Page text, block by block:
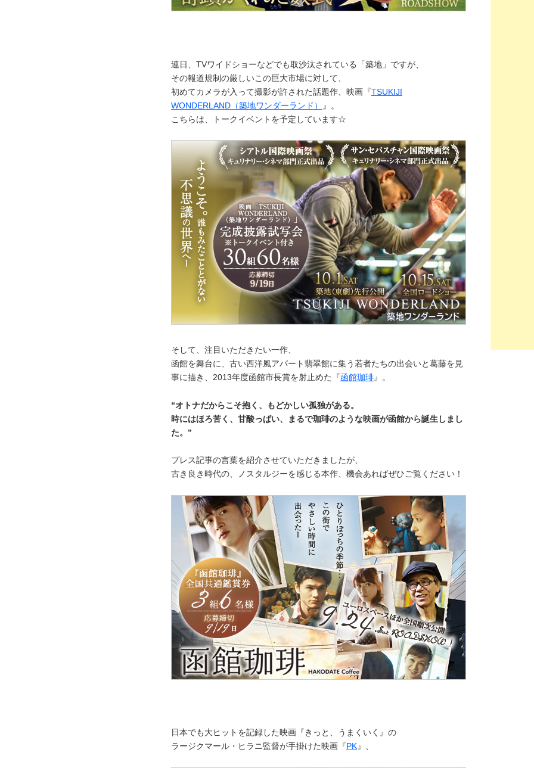
連日、TVワイドショーなどでも取沙汰されている「築地」ですが、
その報道規制の厳しいこの巨大市場に対して、
初めてカメラが入って撮影が許された話題作、映画『TSUKIJI
WONDERLAND（築地ワンダーランド）
』。
こちらは、トークイベントを予定しています☆
そして、注目いただきたい一作、
函館を舞台に、古い西洋風アパート翡翠館に集う若者たちの出会いと葛藤を見
事に描き、2013年度函館市長賞を射止めた『函館珈琲』。
“オトナだからこそ抱く、もどかしい孤独がある。
時にはほろ苦く、甘酸っぱい、まるで珈琲のような映画が函館から誕生しまし
た。”
プレス記事の言葉を紹介させていただきましたが、
古き良き時代の、ノスタルジーを感じる本作、機会あればぜひご覧ください！
日本でも大ヒットを記録した映画『きっと、うまくいく』の
ラージクマール・ヒラニ監督が手掛けた映画『PK』、